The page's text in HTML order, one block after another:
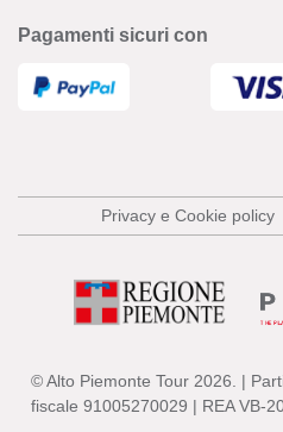
Pagamenti sicuri con
Privacy e Cookie policy
© Alto Piemonte Tour 2026. |
fiscale 91005270029 | REA VB-